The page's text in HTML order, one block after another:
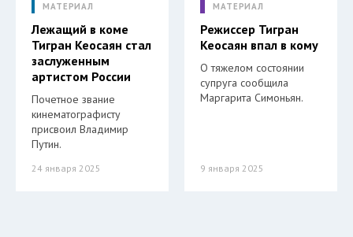
МАТЕРИАЛ
Лежащий в коме
Тигран Кеосаян стал
заслуженным
артистом России
Почетное звание
кинематографисту
присвоил Владимир
Путин.
24 января 2025
МАТЕРИАЛ
Режиссер Тигран
Кеосаян впал в кому
О тяжелом состоянии
супруга сообщила
Маргарита Симоньян.
9 января 2025